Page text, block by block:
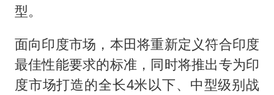
型。
面向印度市场，本田将重新定义符合印度
最佳性能要求的标准，同时将推出专为印
度市场打造的全长4米以下、中型级别战